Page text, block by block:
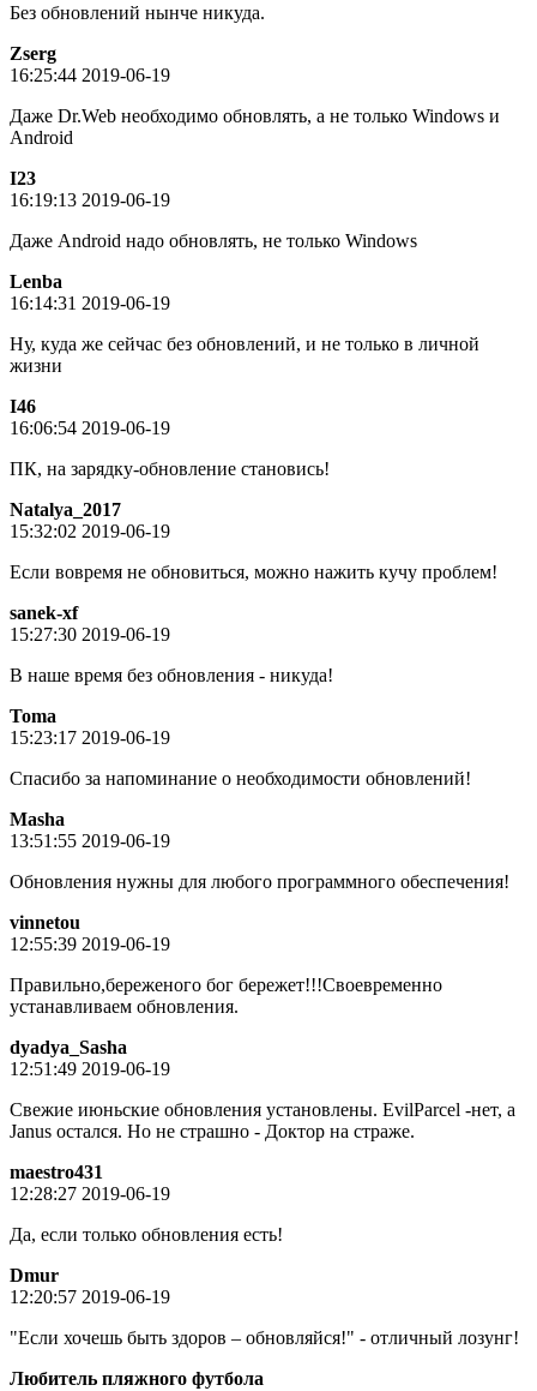
Без обновлений нынче никуда.
Zserg
16:25:44 2019-06-19
Даже Dr.Web необходимо обновлять, а не только Windows и
Android
I23
16:19:13 2019-06-19
Даже Android надо обновлять, не только Windows
Lenba
16:14:31 2019-06-19
Ну, куда же сейчас без обновлений, и не только в личной
жизни
I46
16:06:54 2019-06-19
ПК, на зарядку-обновление становись!
Natalya_2017
15:32:02 2019-06-19
Если вовремя не обновиться, можно нажить кучу проблем!
sanek-xf
15:27:30 2019-06-19
В наше время без обновления - никуда!
Toma
15:23:17 2019-06-19
Спасибо за напоминание о необходимости обновлений!
Masha
13:51:55 2019-06-19
Обновления нужны для любого программного обеспечения!
vinnetou
12:55:39 2019-06-19
Правильно,береженого бог бережет!!!Своевременно
устанавливаем обновления.
dyadya_Sasha
12:51:49 2019-06-19
Свежие июньские обновления установлены. EvilParcel -нет, а
Janus остался. Но не страшно - Доктор на страже.
maestro431
12:28:27 2019-06-19
Да, если только обновления есть!
Dmur
12:20:57 2019-06-19
"Если хочешь быть здоров – обновляйся!" - отличный лозунг!
Любитель пляжного футбола